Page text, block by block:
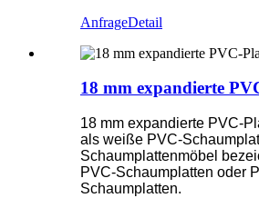
AnfrageDetail
18 mm expandierte
18 mm expandierte PVC-
als weiße PVC-
Schaumplattenmöbel
PVC-Schaumplatten oder
Schaumplatten.